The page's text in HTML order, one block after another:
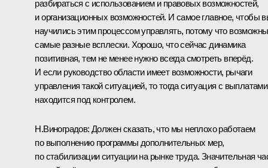
разбираться с использованием и правовых возможностей,
и организационных возможностей. И самое главное, чтобы
научились этим процессом управлять, потому что возможны
самые разные всплески. Хорошо, что сейчас динамика
позитивная, тем не менее нужно всегда смотреть вперёд.
И если руководство области имеет возможности, рычаги
управления такой ситуацией, то тогда ситуация с выплатами
находится под контролем.
Н.Виноградов: Должен сказать, что мы неплохо работаем
по выполнению программы дополнительных мер,
по стабилизации ситуации на рынке труда. Значительная